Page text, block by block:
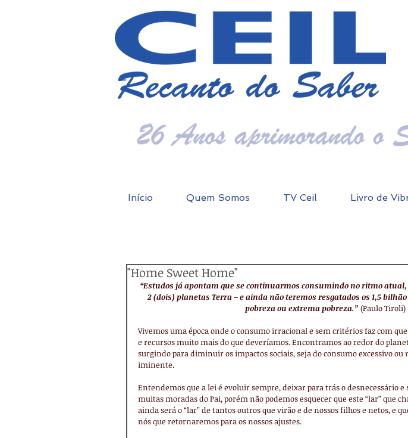
Início Quem Somos TV Ceil Livro de
"Home Sweet Home"
“Estudos já apontam que se continuarmos consumindo no ritmo atual,
2 (dois) planetas Terra – e ainda não teremos resgatados os 1,5
pobreza ou extrema pobreza.” (Paulo Tiroli)
Vivemos uma época onde o consumo irracional e sem critérios faz com
e recursos muito mais do que deveríamos. Encontramos ao redor do
surgindo para diminuir os impactos sociais, seja do consumo excessivo
iminente.
Entendemos que a lei é evoluir sempre, deixar para trás o desnecessário
muitas moradas do Pai, porém não podemos esquecer que este “lar” que
ainda será o “lar” de tantos outros que virão e de nossos filhos e netos, e
nós que retornaremos para os nossos ajustes.